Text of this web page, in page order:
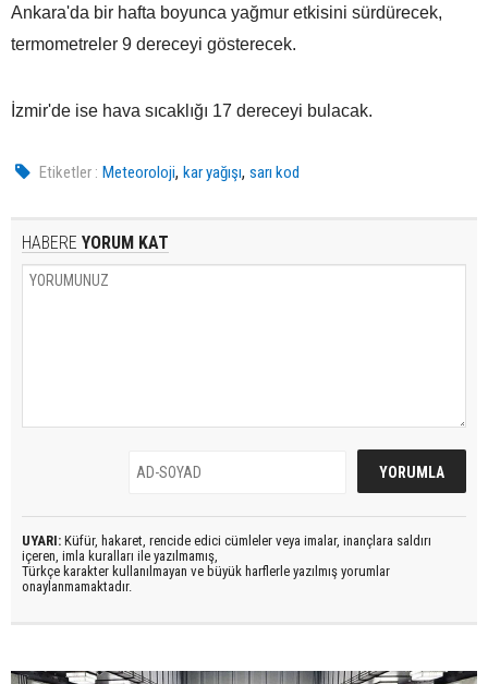
Ankara'da bir hafta boyunca yağmur etkisini sürdürecek,
termometreler 9 dereceyi gösterecek.
İzmir'de ise hava sıcaklığı 17 dereceyi bulacak.
Etiketler : Meteoroloji,kar yağışı,sarı kod
HABERE YORUM KAT
UYARI: Küfür, hakaret, rencide edici cümleler veya imalar, inançlara saldırı
içeren, imla kuralları ile yazılmamış,
Türkçe karakter kullanılmayan ve büyük harflerle yazılmış yorumlar
onaylanmamaktadır.